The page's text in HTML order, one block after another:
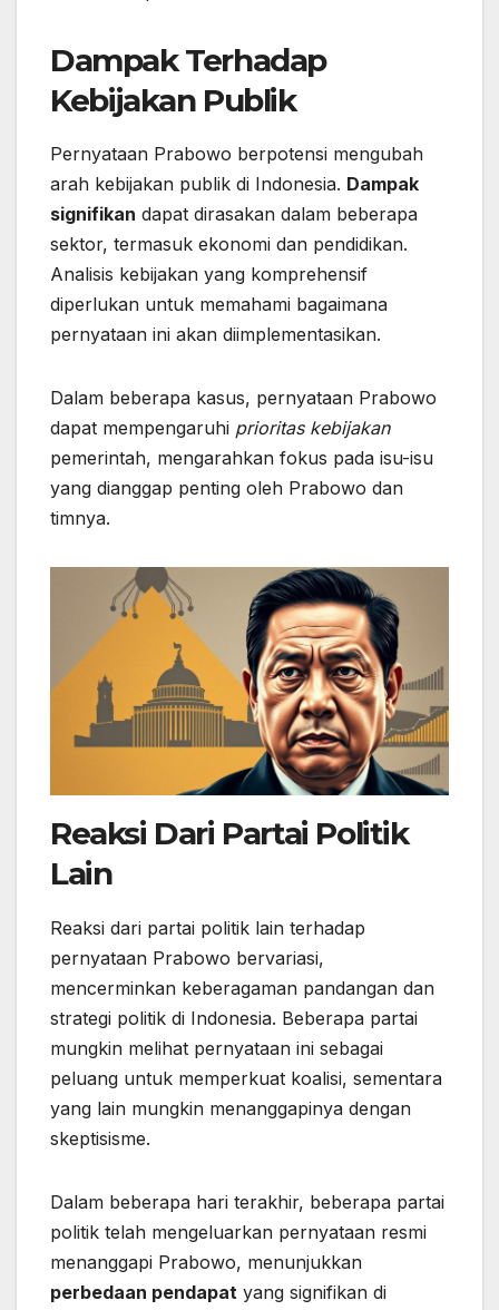
Dampak Terhadap
Kebijakan Publik
Pernyataan Prabowo berpotensi mengubah
arah kebijakan publik di Indonesia. Dampak
signifikan dapat dirasakan dalam beberapa
sektor, termasuk ekonomi dan pendidikan.
Analisis kebijakan yang komprehensif
diperlukan untuk memahami bagaimana
pernyataan ini akan diimplementasikan.
Dalam beberapa kasus, pernyataan Prabowo
dapat mempengaruhi prioritas kebijakan
pemerintah, mengarahkan fokus pada isu-isu
yang dianggap penting oleh Prabowo dan
timnya.
Reaksi Dari Partai Politik
Lain
Reaksi dari partai politik lain terhadap
pernyataan Prabowo bervariasi,
mencerminkan keberagaman pandangan dan
strategi politik di Indonesia. Beberapa partai
mungkin melihat pernyataan ini sebagai
peluang untuk memperkuat koalisi, sementara
yang lain mungkin menanggapinya dengan
skeptisisme.
Dalam beberapa hari terakhir, beberapa partai
politik telah mengeluarkan pernyataan resmi
menanggapi Prabowo, menunjukkan
perbedaan pendapat yang signifikan di